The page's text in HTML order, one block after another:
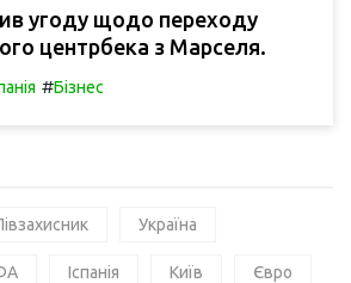
угоду щодо переходу
центрбека з Марселя.
#Бізнес
Україна
Іспанія Київ Євро